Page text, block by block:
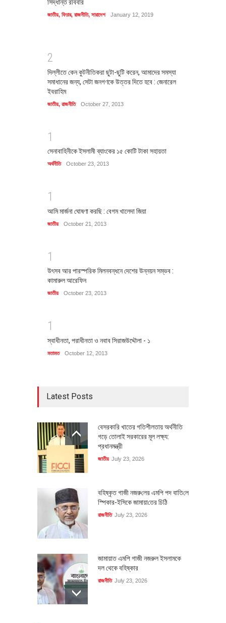
সিদ্ধান্ত রবিবার
জাতীয়, ফিচার, রাজনীতি, সারাদেশ January 12, 2019
2
দিল্লীতে কেন কুটনীতিকরা ছুটা-ছুটি করেন, আমাদের সমস্যা
সমাধানের জন্য, সেটা জনগণকে উত্তর দিতে হবে : জেনারেল
ইবরাহিম
জাতীয়, রাজনীতি October 27, 2013
1
সেনাবাহিনীকে ইসলামী ব্যাংকের ১৫ কোটি টাকা সহায়তা
অর্থনীতি October 23, 2013
1
আমি মার্জনা ঘোষণা করছি : বেগম খালেদা জিয়া
জাতীয় October 21, 2013
1
উৎসব আর পারস্পরিক মিলনবন্ধনে দেশের উন্নয়ন সম্ভব :
কামারুল আরেফিন
জাতীয় October 23, 2013
1
স্বাধীনতা, পরাধীনতা ও নবাব সিরাজউদ্দৌলা - ১
মতামত October 12, 2013
Latest Posts
বেসরকারি খাতের গতিশীলতায় অর্থনীতি
গড়ে তোলাই সরকারের মূল লক্ষ্য:
প্রধানমন্ত্রী
জাতীয় July 23, 2026
বহিষ্কৃত গাজী নজরু‌লের এম‌পি পদ বা‌তি‌লে
স্পিকার-ইসিকে জামায়া‌তের চি‌ঠি
রাজনীতি July 23, 2026
জামায়াত এমপি গাজী নজরুল ইসলামকে
দল থেকে বহিষ্কার
রাজনীতি July 23, 2026